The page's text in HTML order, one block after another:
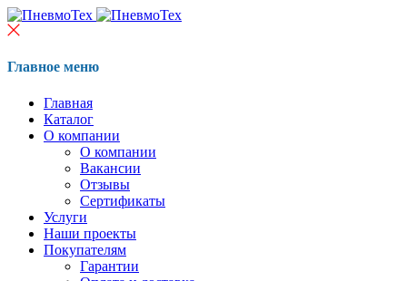
Главное меню
Главная
Каталог
О компании
О компании
Вакансии
Отзывы
Сертификаты
Услуги
Наши проекты
Покупателям
Гарантии